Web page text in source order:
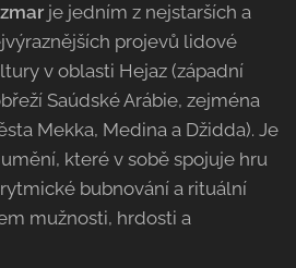
je jedním z nejstarších a
projevů lidové
v oblasti Hejaz (západní
Saúdské Arábie, zejména
Mekka, Medina a Džidda). Je
které v sobě spojuje hru
bubnování a rituální
mužnosti, hrdosti a